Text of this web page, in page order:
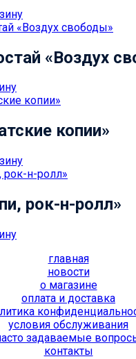
«Воздух
копии»
рок-н-ролл»
главная
новости
о магазине
оплата и доставка
условия обслуживания
задаваемые
контакты